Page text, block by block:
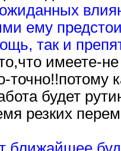
ему
так и
имеете-
точно!!потому
будет
резких